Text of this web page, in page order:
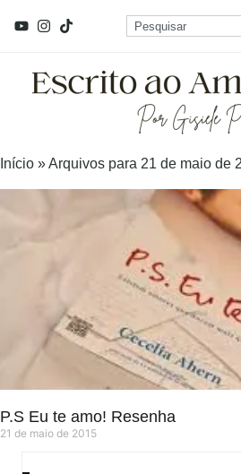
Início »Arquivos para 21 de maio de
P.S Eu te amo! Resenha
21 de maio de 2015